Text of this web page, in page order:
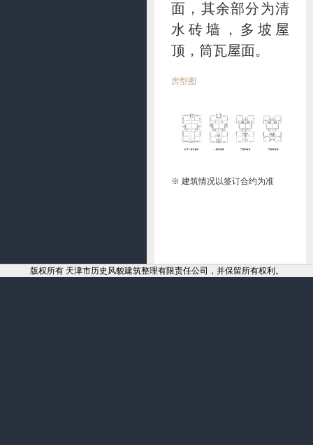
面，其余部分为清
水砖墙，多坡屋
顶，筒瓦屋面。
房型图
※ 建筑情况以签订合约为准
版权所有 天津市历史风貌建筑整理有限责任公司，并保留所有权利。